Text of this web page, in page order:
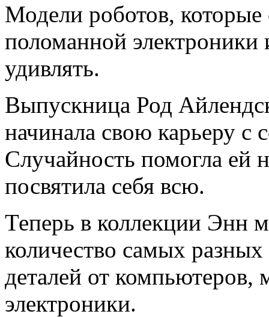
Модели роботов,
поломанной электроники
удивлять.
Выпускница Род
начинала свою карьеру с
Случайность помогла ей
посвятила себя всю.
Теперь в коллекции Энн
количество самых
деталей от
электроники.